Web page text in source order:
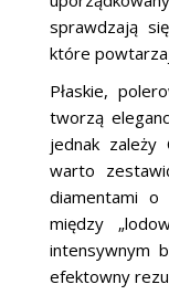
sprawdzają
które
Płaskie,
tworzą
jednak zależy
warto
diamentami
między
intensywnym
efektowny